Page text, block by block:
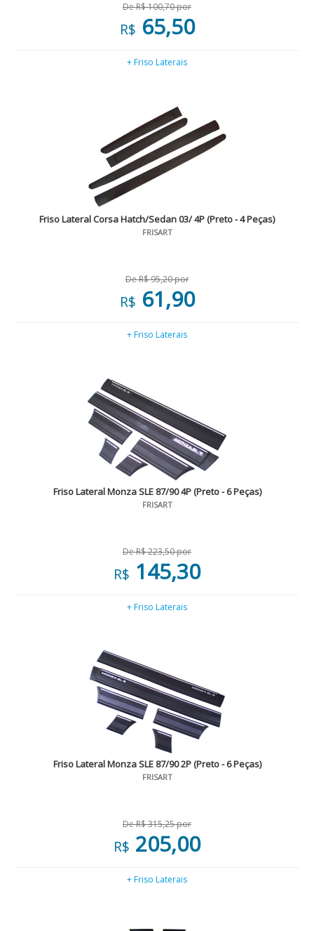
De R$ 100,70 por
R$ 65,50
+ Friso Laterais
Friso Lateral Corsa Hatch/Sedan 03/ 4P (Preto - 4 Peças)
FRISART
De R$ 95,20 por
R$ 61,90
+ Friso Laterais
Friso Lateral Monza SLE 87/90 4P (Preto - 6 Peças)
FRISART
De R$ 223,50 por
R$ 145,30
+ Friso Laterais
Friso Lateral Monza SLE 87/90 2P (Preto - 6 Peças)
FRISART
De R$ 315,25 por
R$ 205,00
+ Friso Laterais